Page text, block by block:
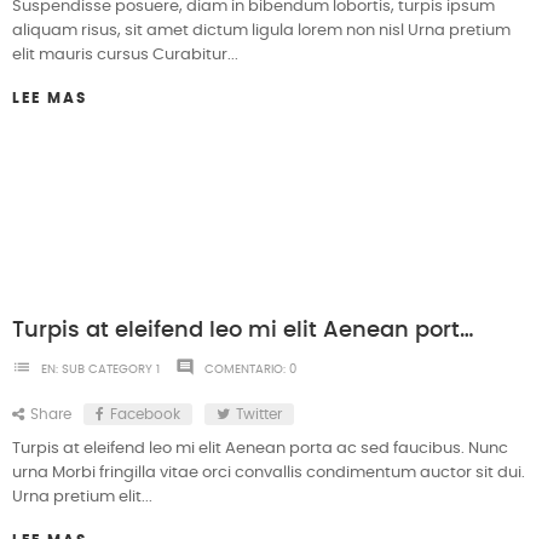
Suspendisse posuere, diam in bibendum lobortis, turpis ipsum
aliquam risus, sit amet dictum ligula lorem non nisl Urna pretium
elit mauris cursus Curabitur...
LEE MAS
Turpis at eleifend leo mi elit Aenean porta ac sed faucibus
Share Facebook Twitter
list EN: SUB CATEGORY 1 comment COMENTARIO: 0
Turpis at eleifend leo mi elit Aenean porta ac sed faucibus. Nunc
urna Morbi fringilla vitae orci convallis condimentum auctor sit dui.
Urna pretium elit...